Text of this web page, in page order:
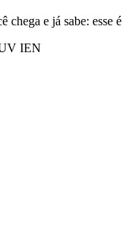
e já sabe: esse é
IEN